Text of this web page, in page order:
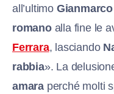
all’ultimo
romanoalla fine le
Ferrara, lasciando
rabbia». La
amara perché molti